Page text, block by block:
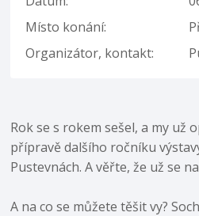
Místo konání:
Organizátor, kontakt:
Rok se s rokem sešel, a my už
přípravě dalšího ročníku
Pustevnách. A věřte, že už se
A na co se můžete těšit vy?